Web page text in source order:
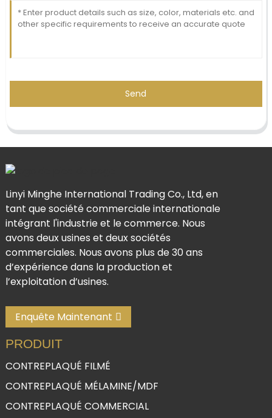
Send
Linyi Minghe International Trading Co., Ltd, en
tant que société commerciale internationale
intégrant l'industrie et le commerce. Nous
avons deux usines et deux sociétés
commerciales. Nous avons plus de 30 ans
d’expérience dans la production et
l’exploitation d’usines.
Enquête Maintenant
PRODUIT
CONTREPLAQUÉ FILMÉ
CONTREPLAQUÉ MÉLAMINE/MDF
CONTREPLAQUÉ COMMERCIAL